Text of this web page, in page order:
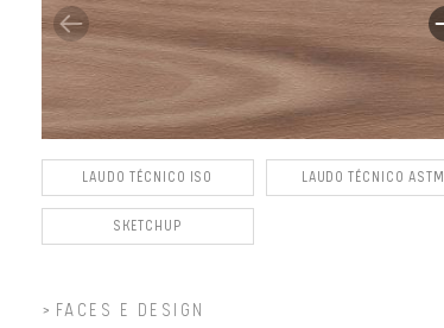
LAUDO TÉCNICO ISO LAUDO TÉCNICO ASTM
SKETCHUP
FACES E DESIGN